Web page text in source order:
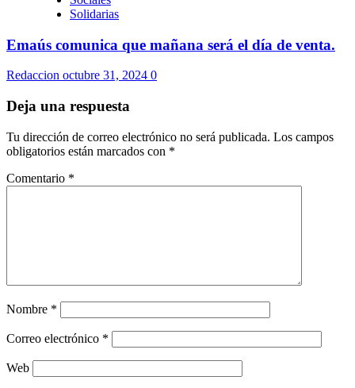
Solidarias
Emaús comunica que mañana será el día de venta.
Redaccion octubre 31, 2024 0
Deja una respuesta
Tu dirección de correo electrónico no será publicada. Los campos
obligatorios están marcados con *
Comentario *
Nombre *
Correo electrónico *
Web